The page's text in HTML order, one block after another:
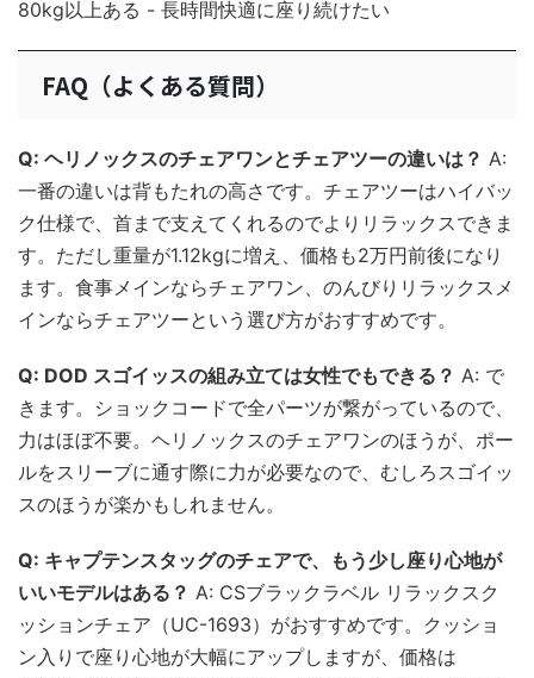
80kg以上ある - 長時間快適に座り続けたい
FAQ（よくある質問）
Q: ヘリノックスのチェアワンとチェアツーの違いは？ A:
一番の違いは背もたれの高さです。チェアツーはハイバッ
ク仕様で、首まで支えてくれるのでよりリラックスできま
す。ただし重量が1.12kgに増え、価格も2万円前後になり
ます。食事メインならチェアワン、のんびりリラックスメ
インならチェアツーという選び方がおすすめです。
Q: DOD スゴイッスの組み立ては女性でもできる？ A: で
きます。ショックコードで全パーツが繋がっているので、
力はほぼ不要。ヘリノックスのチェアワンのほうが、ポー
ルをスリーブに通す際に力が必要なので、むしろスゴイッ
スのほうが楽かもしれません。
Q: キャプテンスタッグのチェアで、もう少し座り心地が
いいモデルはある？ A: CSブラックラベル リラックスク
ッションチェア（UC-1693）がおすすめです。クッショ
ン入りで座り心地が大幅にアップしますが、価格は